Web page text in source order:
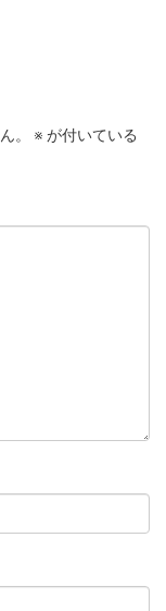
。 ※ が付いている